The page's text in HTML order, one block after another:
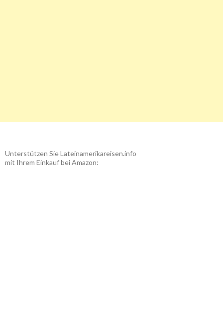
Unterstützen Sie Lateinamerikareisen.info
mit Ihrem Einkauf bei Amazon: